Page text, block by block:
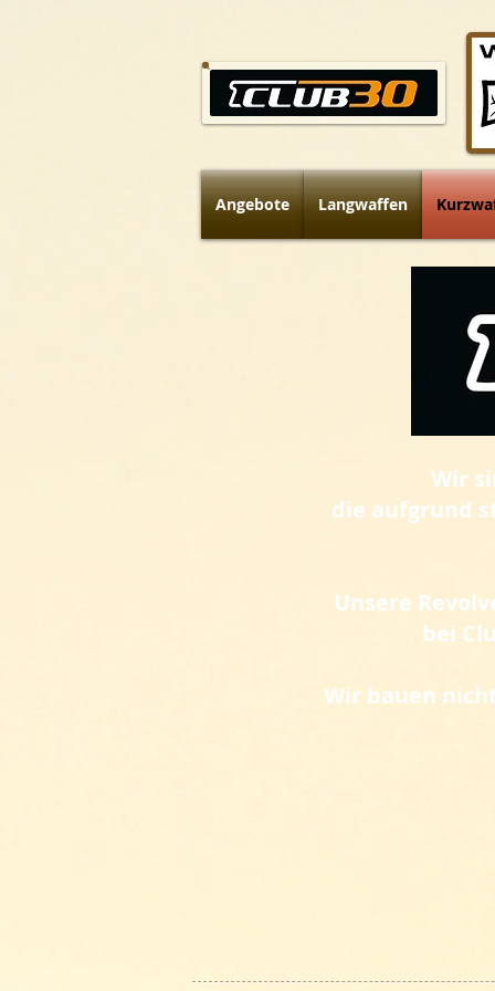
Wir
die aufgrund
Unsere
bei
Wir bauen
Angebote Langwaffen